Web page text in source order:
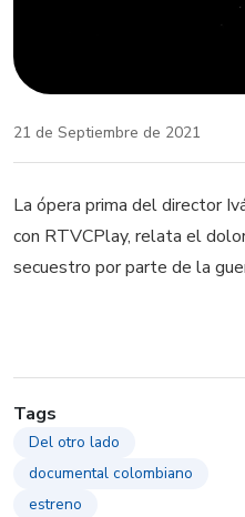
21 de Septiembre de 2021
La ópera prima del director
con RTVCPlay, relata el
secuestro por parte de la
Tags
Del otro lado
documental colombiano
estreno